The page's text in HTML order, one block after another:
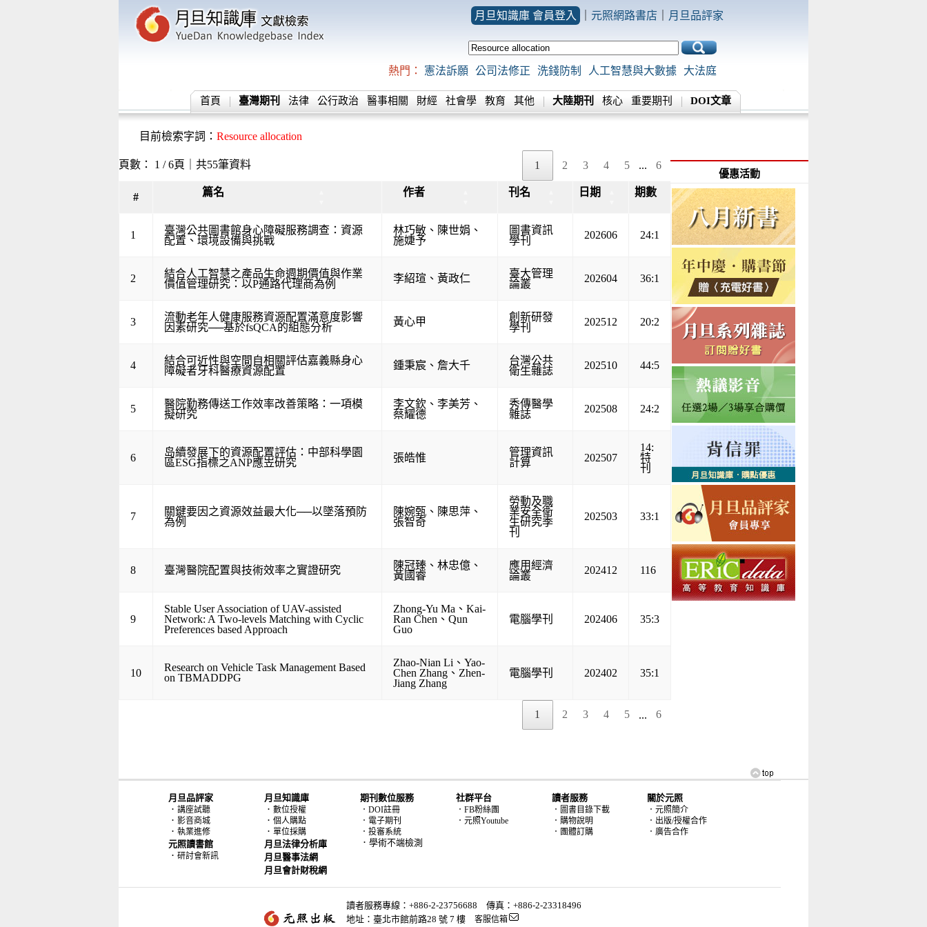
月旦知識庫 會員登入 元照網路書店 月旦品評家
熱門： 憲法訴願 公司法修正 洗錢防制 人工智慧與大數據 大法庭
首頁 臺灣期刊 法律 公行政治 醫事相關 財經 社會學 教育 其他 大陸期刊 核心 重要期刊 DOI文章
目前檢索字詞： Resource allocation
頁數： 1 / 6頁｜共55筆資料 1 2 3 4 5 ... 6
# 篇名 作者 刊名 日期 期數
1
臺灣公共圖書館身心障礙服務調查：資源
配置、環境設備與挑戰
林巧敏 、 陳世娟 、
施婕予
圖書資訊
學刊
202606 24:1
2
結合人工智慧之產品生命週期價值與作業
價值管理研究：以P通路代理商為例
李紹瑄 、 黃政仁
臺大管理
論叢
202604 36:1
3
流動老年人健康服務資源配置滿意度影響
因素研究──基於fsQCA的組態分析
黃心甲
創新研發
學刊
202512 20:2
4
結合可近性與空間自相關評估嘉義縣身心
障礙者牙科醫療資源配置
鍾秉宸 、 詹大千
台灣公共
衛生雜誌
202510 44:5
5
醫院勤務傳送工作效率改善策略：一項模
擬研究
李文欽 、 李美芳 、
蔡耀德
秀傳醫學
雜誌
202508 24:2
6
岛續發展下的資源配置評估：中部科學園
區ESG指標之ANP應岦研究
張皓惟
管理資訊
計算
202507
14:
特
刊
7
關鍵要因之資源效益最大化──以墜落預防
為例
陳婉甄 、 陳思萍 、
張智奇
勞動及職
業安全衛
生研究季
刊
202503 33:1
8 臺灣醫院配置與技術效率之實證研究 陳冠臻 、 林忠億 、
黃國睿
應用經濟
論叢
202412 116
9
Stable User Association of UAV-assisted
Network: A Two-levels Matching with Cyclic
Preferences based Approach
Zhong-Yu Ma 、 Kai-
Ran Chen 、 Qun
Guo
電腦學刊 202406 35:3
10
Research on Vehicle Task Management Based
on TBMADDPG
Zhao-Nian Li 、 Yao-
Chen Zhang 、 Zhen-
Jiang Zhang
電腦學刊 202402 35:1
1 2 3 4 5 6
優惠活動
月旦品評家
． 講座試聽
． 影音商城
． 執業進修
元照讀書館
． 研討會新訊
月旦知識庫
． 數位授權
． 個人購點
． 單位採購
月旦法律分析庫
月旦醫事法網
月旦會計財稅網
期刊數位服務
．DOI註冊
．電子期刊
．投審系統
．學術不端檢測
社群平台
．FB粉絲團
．元照Youtube
讀者服務
．圖書目錄下載
．購物說明
．團體訂購
關於元照
．元照簡介
．出版/授權合作
．廣告合作
讀者服務專線：+886-2-23756688 傳真：+886-2-23318496
地址：臺北市館前路28 號 7 樓 客服信箱